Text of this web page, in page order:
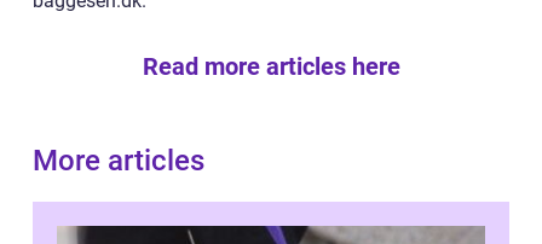
Read more articles here
More articles